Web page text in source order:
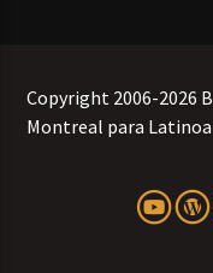
Copyright 2006-2026
Montreal para